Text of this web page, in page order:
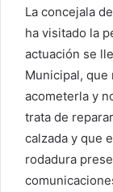
La concejala
ha visitado la
actuación se
Municipal, que
acometerla y
trata de
calzada y que
rodadura